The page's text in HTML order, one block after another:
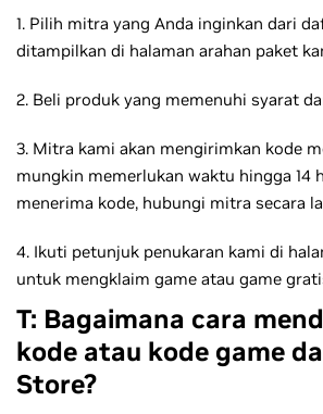
1. Pilih mitra yang Anda inginkan dari
ditampilkan di halaman arahan paket
2. Beli produk yang memenuhi syarat
3. Mitra kami akan mengirimkan kode
mungkin memerlukan waktu hingga 14
menerima kode, hubungi mitra secara
4. Ikuti petunjuk penukaran kami di
untuk mengklaim game atau game
T: Bagaimana cara
kode atau kode game
Store?